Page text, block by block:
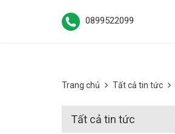
0899522099
Trang chủ Tất cả tin tức
Tất cả tin tức